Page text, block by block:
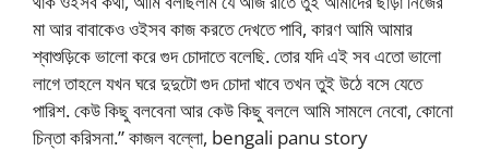
মা আর বাবাকেও ওইসব কাজ করতে দেখতে পাবি, কারণ আমি আমার
শ্বাশুড়িকে ভালো করে গুদ চোদাতে বলেছি. তোর যদি এই সব এতো ভালো
লাগে তাহলে যখন ঘরে দুদুটো গুদ চোদা খাবে তখন তুই উঠে বসে যেতে
পারিশ. কেউ কিছু বলবেনা আর কেউ কিছু বললে আমি সামলে নেবো, কোনো
চিন্তা করিসনা.” কাজল বল্লো, bengali panu story